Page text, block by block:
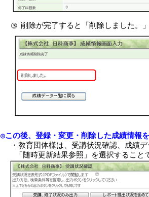
③ 削除が完了すると「削除しました。
◎この後、登録・変更・削除した成績情報
・教育団体様は、受講状況確認、成績
「随時更新結果参照」を選択するこ